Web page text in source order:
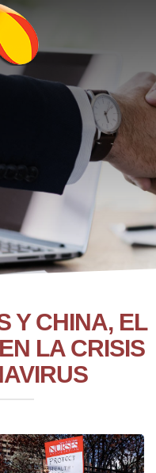
Y CHINA, EL
LA CRISIS